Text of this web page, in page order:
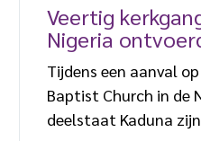
Veertig
Nigeria
Tijdens een aanval
Baptist Church in de
deelstaat Kaduna